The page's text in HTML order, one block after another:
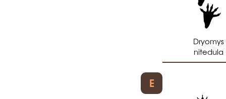
Dryomys
nitedula
E